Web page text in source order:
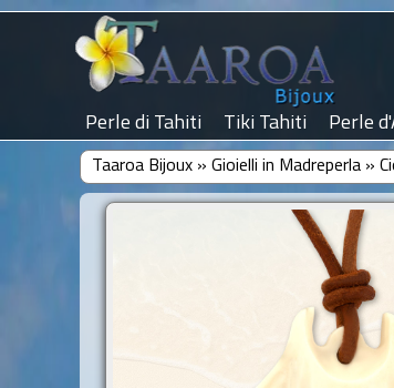
Perle di Tahiti Tiki Tahiti Perle
Taaroa Bijoux» Gioielli in Madreperla»